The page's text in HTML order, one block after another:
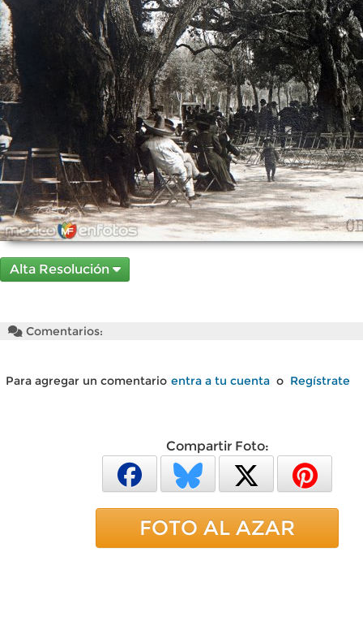
Alta Resolución
Comentarios:
Para agregar un comentario entra a tu cuenta o Regístrate
Compartir Foto:
FOTO AL AZAR